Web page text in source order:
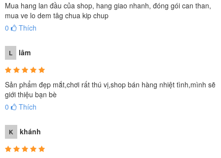
Mua hang lan đầu của shop, hang giao nhanh, đóng gói can than,
mua ve lo dem tâg chua kip chup
0
Thích
L lâm
Sản phẩm đẹp mắt,chơi rất thú vị,shop bán hàng nhiệt tình,mình sẽ
giới thiệu bạn bè
0
Thích
K khánh